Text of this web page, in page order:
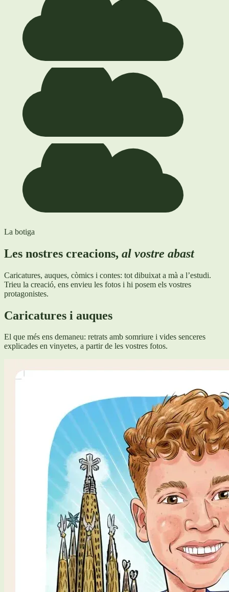
La botiga
Les nostres creacions, al vostre abast
Caricatures, auques, còmics i contes: tot dibuixat a mà a l’estudi.
Trieu la creació, ens envieu les fotos i hi posem els vostres
protagonistes.
Caricatures i auques
El que més ens demaneu: retrats amb somriure i vides senceres
explicades en vinyetes, a partir de les vostres fotos.